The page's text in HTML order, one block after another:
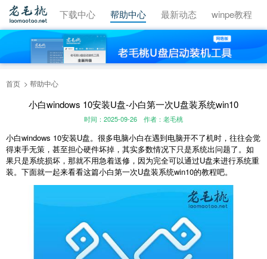
视频教程 下载中心 帮助中心 最新动态 winpe教程
首页 帮助中心
小白windows 10安装U盘-小白第一次U盘装系统win10
时间：2025-09-26 作者：老毛桃
小白windows 10安装U盘。很多电脑小白在遇到电脑开不了机时，往往会觉
得束手无策，甚至担心硬件坏掉，其实多数情况下只是系统出问题了。如
果只是系统损坏，那就不用急着送修，因为完全可以通过U盘来进行系统重
装。下面就一起来看看这篇小白第一次U盘装系统win10的教程吧。